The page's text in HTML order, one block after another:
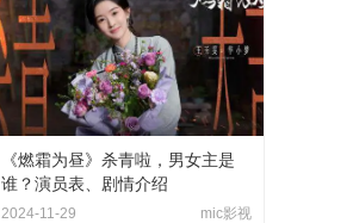
《燃霜为昼》杀青啦，男女主是
谁？演员表、剧情介绍
2024-11-29 mic影视